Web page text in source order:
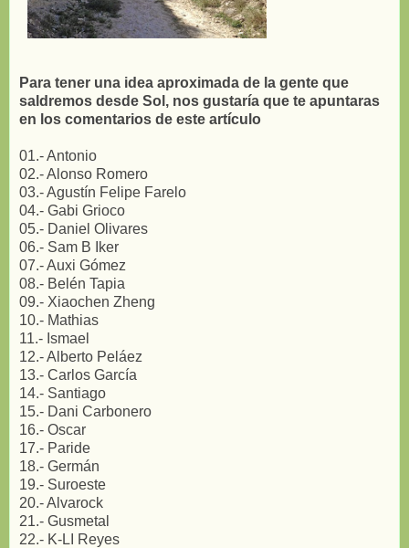
Para tener una idea aproximada de la gente que
saldremos desde Sol, nos gustaría que te apuntaras
en los comentarios de este artículo
01.- Antonio
02.- Alonso Romero
03.- Agustín Felipe Farelo
04.- Gabi Grioco
05.- Daniel Olivares
06.- Sam B Iker
07.- Auxi Gómez
08.- Belén Tapia
09.- Xiaochen Zheng
10.- Mathias
11.- Ismael
12.- Alberto Peláez
13.- Carlos García
14.- Santiago
15.- Dani Carbonero
16.- Oscar
17.- Paride
18.- Germán
19.- Suroeste
20.- Alvarock
21.- Gusmetal
22.- K-LI Reyes